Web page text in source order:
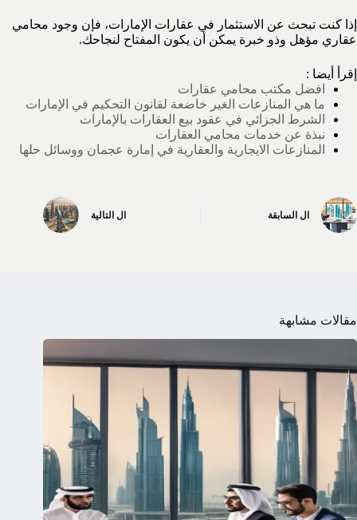
إذا كنت تبحث عن الاستثمار في عقارات الإمارات، فإن وجود محامي
عقاري مؤهل وذو خبرة يمكن أن يكون المفتاح لنجاحك.
إقرأ أيضا :
افضل مكتب محامي عقارات
ما هي المنازعات الغير خاضعة لقانون التحكيم في الإمارات
الشرط الجزائي في عقود بيع العقارات بالإمارات
نبذة عن خدمات محامي العقارات
المنازعات الايجارية والعقارية في إمارة عجمان ووسائل حلها
ال السابقة ال التالية
مقالات مشابهة